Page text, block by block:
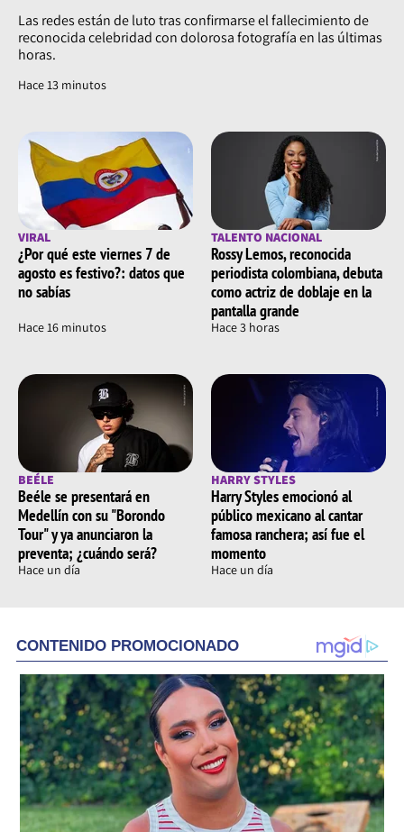
Las redes están de luto tras confirmarse el fallecimiento de
reconocida celebridad con dolorosa fotografía en las últimas
horas.
Hace 13 minutos
VIRAL
¿Por qué este viernes 7 de
agosto es festivo?: datos que
no sabías
Hace 17 minutos
TALENTO NACIONAL
Rossy Lemos, reconocida
periodista colombiana, debuta
como actriz de doblaje en la
pantalla grande
Hace 3 horas
BEÉLE
Beéle se presentará en
Medellín con su "Borondo
Tour" y ya anunciaron la
preventa; ¿cuándo será?
Hace un día
HARRY STYLES
Harry Styles emocionó al
público mexicano al cantar
famosa ranchera; así fue el
momento
Hace un día